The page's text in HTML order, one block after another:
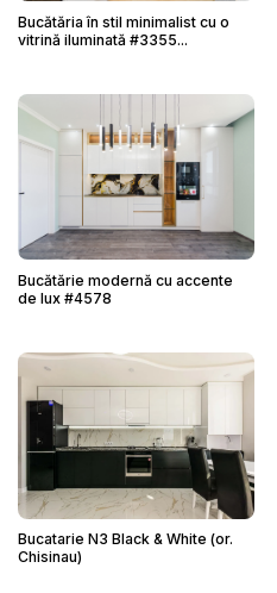
Bucătăria în stil minimalist cu o
vitrină iluminată #3355...
Bucătărie modernă cu accente
de lux #4578
Bucatarie N3 Black & White (or.
Chisinau)